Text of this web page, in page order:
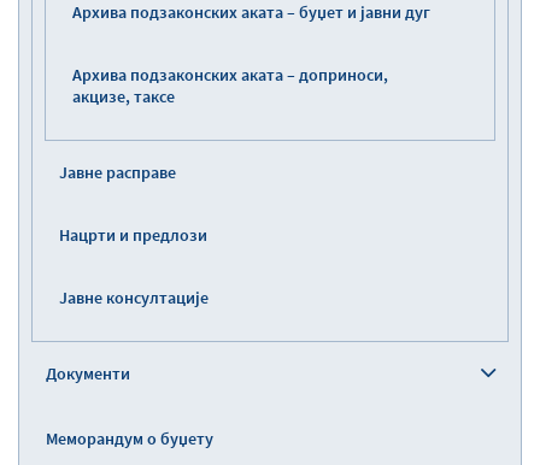
Архива подзаконских аката – буџет и јавни дуг
Архива подзаконских аката – доприноси,
акцизе, таксе
Јавне расправе
Нацрти и предлози
Јавне консултације
Документи
Меморандум о буџету